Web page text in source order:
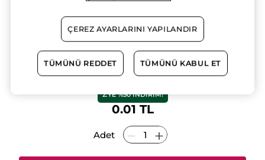
Deneme Boy
Kök hücre bakımı yapan gece kremini deneme boy ile
keşfedin!
1 ml
★★★★★
★★★★★
değerlendirme
2.YE %50 INDIRIM!
0.01 TL
Adet
ÇEREZ AYARLARINI YAPILANDIR
TÜMÜNÜ REDDET TÜMÜNÜ KABUL ET